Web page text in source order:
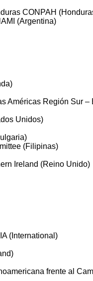
CONPAH
(Argentina)
Américas Región Sur
Unidos)
(Filipinas)
Ireland (Reino Unido)
(International)
frente al